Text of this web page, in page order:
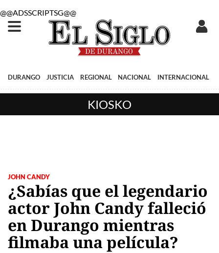
@@ADSSCRIPTSG@@
DURANGO JUSTICIA REGIONAL NACIONAL INTERNACIONAL
KIOSKO
JOHN CANDY
¿Sabías que el legendario
actor John Candy falleció
en Durango mientras
filmaba una película?